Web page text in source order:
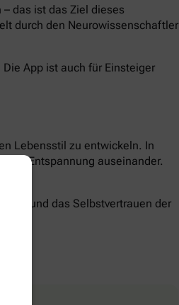
das ist das Ziel dieses
durch den Neurowissenschaftler
App ist auch für Einsteiger
Lebensstil zu entwickeln. In
Entspannung auseinander.
und das Selbstvertrauen der